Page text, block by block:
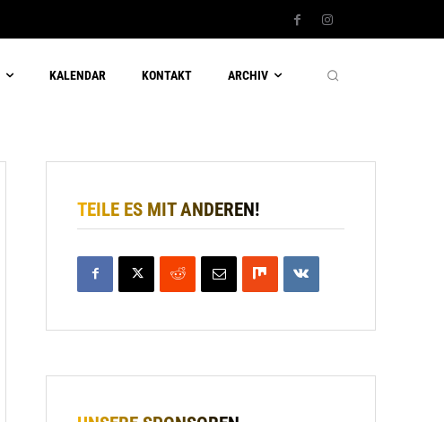
KALENDAR KONTAKT ARCHIV
TEILE ES MIT ANDEREN!